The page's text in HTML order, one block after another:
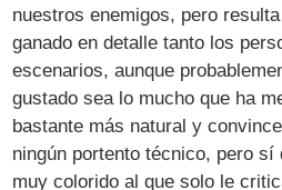
nuestros enemigos, pero
ganado en detalle tanto los
escenarios, aunque
gustado sea lo mucho que ha
bastante más natural y
ningún portento técnico, pero
muy colorido al que solo le